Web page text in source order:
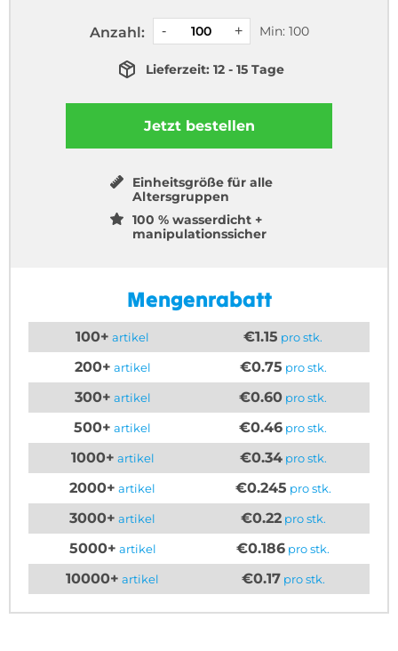
Anzahl: Min: 100
Lieferzeit: 12 - 15 Tage
Jetzt bestellen
Einheitsgröße für alle
Altersgruppen
100 % wasserdicht +
manipulationssicher
Mengenrabatt
100+ artikel €1.15 pro stk.
200+ artikel €0.75 pro stk.
300+ artikel €0.60 pro stk.
500+ artikel €0.46 pro stk.
1000+ artikel €0.34pro stk.
2000+ artikel €0.245 pro stk.
3000+ artikel €0.22pro stk.
5000+ artikel €0.186 pro stk.
10000+ artikel €0.17pro stk.